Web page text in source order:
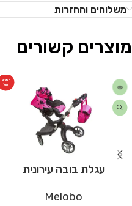
משלוחים והחזרות
מוצרים קשורים
המלאי
אזל
עגלת בובה עירונית
Melobo